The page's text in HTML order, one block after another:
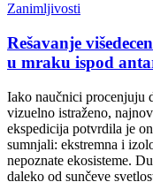
Zanimljivosti
Rešavanje
u mraku ispod
Iako naučnici procenjuju
vizuelno istraženo,
ekspedicija potvrdila je
sumnjali: ekstremna i
nepoznate ekosisteme.
daleko od sunčeve